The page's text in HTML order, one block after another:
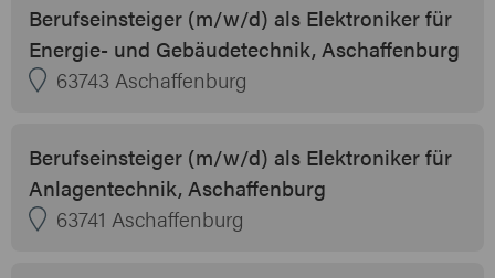
Berufseinsteiger (m/w/d) als Elektroniker für
Energie- und Gebäudetechnik, Aschaffenburg
63743 Aschaffenburg
Berufseinsteiger (m/w/d) als Elektroniker für
Anlagentechnik, Aschaffenburg
63741 Aschaffenburg